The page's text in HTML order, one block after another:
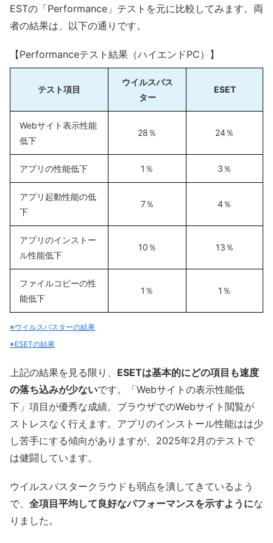
ESTの「Performance」テストを元に比較してみます。両
者の結果は、以下の通りです。
【Performanceテスト結果（ハイエンドPC）】
テスト項目
ウイルスバス
ター
ESET
Webサイト表示性能
低下
28％ 24％
アプリの性能低下 1％ 3％
アプリ起動性能の低
下
7％ 4％
アプリのインストー
ル性能低下
10％ 13％
ファイルコピーの性
能低下
1％ 1％
※ウイルスバスターの結果
※ESETの結果
上記の結果を見る限り、 ESETは基本的にどの項目も速度
の落ち込みが少ないです。「Webサイトの表示性能低
下」項目が優秀な成績。ブラウザでのWebサイト閲覧が
ストレスなく行えます。アプリのインストール性能はは少
し苦手にする傾向がありますが、2025年2月のテストで
は健闘しています。
ウイルスバスタークラウドも弱点を潰してきているよう
で、 全項目平均して良好なパフォーマンスを示すようにな
りました。